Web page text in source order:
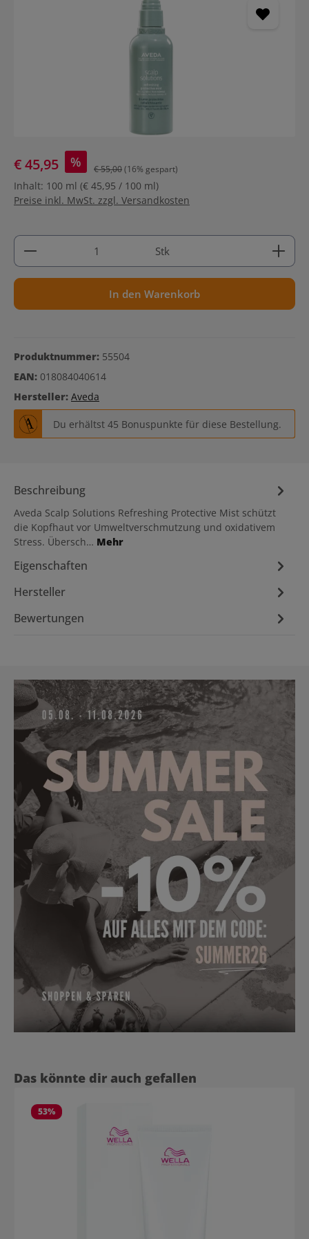
€ 45,95 % € 55,00(16% gespart)
Inhalt: 100 ml (€ 45,95 / 100 ml)
Preise inkl. MwSt. zzgl. Versandkosten
Produkt Anzahl: Gib den gewünschten Wert ein
Stk
In den Warenkorb
Produktnummer: 55504
EAN: 018084040614
Hersteller: Aveda
Du erhältst 45 Bonuspunkte für diese Bestellung.
Beschreibung
Aveda Scalp Solutions Refreshing Protective Mist schützt
die Kopfhaut vor Umweltverschmutzung und oxidativem
Stress. Übersch… Mehr
Eigenschaften
Hersteller
Bewertungen
Produktgalerie überspringen
Das könnte dir auch gefallen
53%